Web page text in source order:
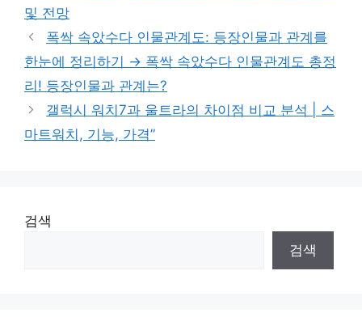
및 전망
폭싹 속았수다 인물관계도: 등장인물과 관계를
한눈에 정리하기 → 폭싹 속았수다 인물관계도 총정
리! 등장인물과 관계는?
갤럭시 워치7과 울트라의 차이점 비교 분석 | 스
마트워치, 기능, 가격”
검색
검색